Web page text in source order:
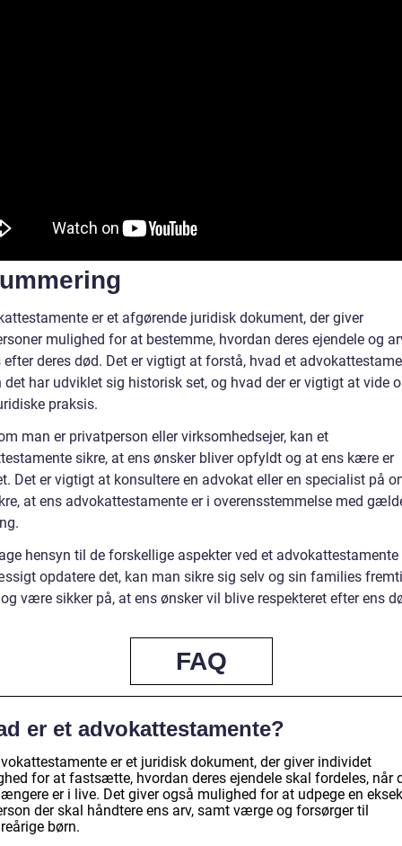
er et afgørende juridisk dokument, der giver
mulighed for at bestemme, hvordan deres ejendele og
efter deres død. Det er vigtigt at forstå, hvad et
det har udviklet sig historisk set, og hvad der er vigtigt at vide
praksis.
man er privatperson eller virksomhedsejer, kan et
sikre, at ens ønsker bliver opfyldt og at ens kære er
Det er vigtigt at konsultere en advokat eller en specialist på
at ens advokattestamente er i overensstemmelse med
hensyn til de forskellige aspekter ved et advokattestamente
opdatere det, kan man sikre sig selv og sin families
være sikker på, at ens ønsker vil blive respekteret efter ens
FAQ
er et advokattestamente?
er et juridisk dokument, der giver individet
for at fastsætte, hvordan deres ejendele skal fordeles, når
er i live. Det giver også mulighed for at udpege en
der skal håndtere ens arv, samt værge og forsørger til
børn.